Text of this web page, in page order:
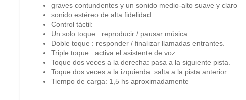
graves contundentes y un sonido medio-alto suave y claro
sonido estéreo de alta fidelidad
Control táctil:
Un solo toque : reproducir / pausar música.
Doble toque : responder / finalizar llamadas entrantes.
Triple toque : activa el asistente de voz.
Toque dos veces a la derecha: pasa a la siguiente pista.
Toque dos veces a la izquierda: salta a la pista anterior.
Tiempo de carga: 1,5 hs aproximadamente